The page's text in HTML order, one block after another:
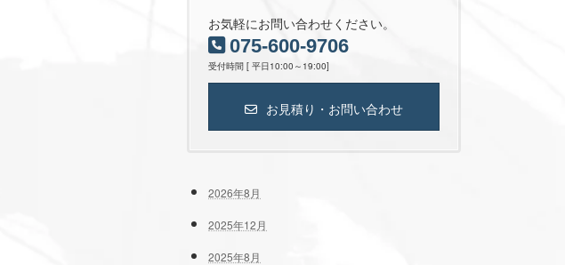
お気軽にお問い合わせください。
075-600-9706
受付時間 [ 平日10:00～19:00]
お見積り・お問い合わせ
2026年8月
2025年12月
2025年8月